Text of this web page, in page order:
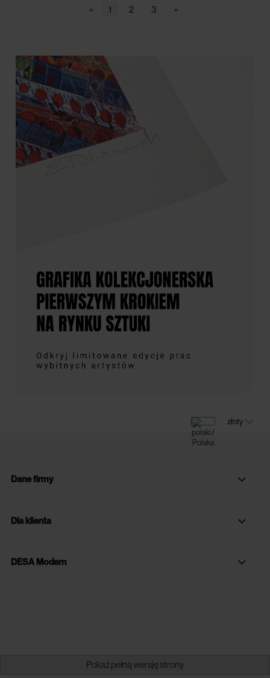
« 1 2 3 »
Dane firmy
Dla klienta
DESA Modern
Pokaż pełną wersję strony